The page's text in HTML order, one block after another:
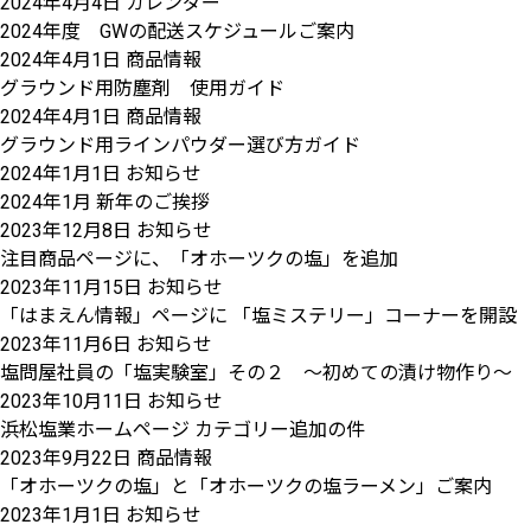
2024年度 GWの配送スケジュールご案内
2024年4月1日 商品情報
グラウンド用防塵剤 使用ガイド
2024年4月1日 商品情報
グラウンド用ラインパウダー選び方ガイド
2024年1月1日 お知らせ
2024年1月 新年のご挨拶
2023年12月8日 お知らせ
注目商品ページに、「オホーツクの塩」を追加
2023年11月15日 お知らせ
「はまえん情報」ページに 「塩ミステリー」コーナーを開設
2023年11月6日 お知らせ
塩問屋社員の「塩実験室」その２ ～初めての漬け物作り～
2023年10月11日 お知らせ
浜松塩業ホームページ カテゴリー追加の件
2023年9月22日 商品情報
「オホーツクの塩」と「オホーツクの塩ラーメン」ご案内
2023年1月1日 お知らせ